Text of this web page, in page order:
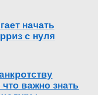
начать
с нуля
важно знать